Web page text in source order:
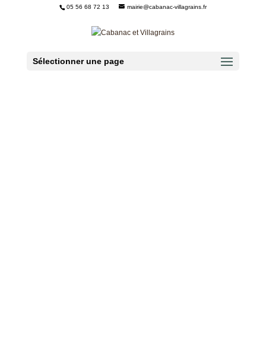
05 56 68 72 13 mairie@cabanac-villagrains.fr
Sélectionner une page